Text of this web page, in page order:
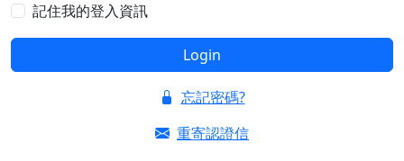
記住我的登入資訊
Login
忘記密碼?
重寄認證信